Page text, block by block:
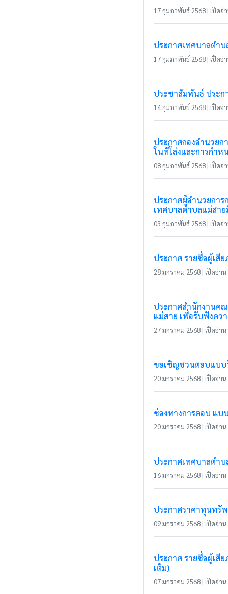
17 กุมภาพันธ์ 2568 | เปิดอ่
ประกาศเทศบาลตำ
17 กุมภาพันธ์ 2568 | เปิดอ่
ประชาสัมพันธ์ ประ
14 กุมภาพันธ์ 2568 | เปิดอ่
ประกาศกองอำนวยก
ในที่โล่งและการกำห
08 กุมภาพันธ์ 2568 | เปิดอ่
ประกาศผู้อำนวยการ
เทศบาลตำบลแม่สา
03 กุมภาพันธ์ 2568 | เปิดอ่
ประกาศ รายชื่อผู้เสี
28 มกราคม 2568 | เปิดอ่าน
ประกาศสำนักงานคณ
แม่สาย เพื่อรับฟังคว
27 มกราคม 2568 | เปิดอ่าน
ขอเชิญชวนตอบแบบ
20 มกราคม 2568 | เปิดอ่าน
ช่องทางการตอบ แบ
20 มกราคม 2568 | เปิดอ่าน
ประกาศเทศบาลตำ
16 มกราคม 2568 | เปิดอ่าน
ประกาศราคาทุนทรั
09 มกราคม 2568 | เปิดอ่าน
ประกาศ รายชื่อผู้เสี
เติม)
07 มกราคม 2568 | เปิดอ่าน